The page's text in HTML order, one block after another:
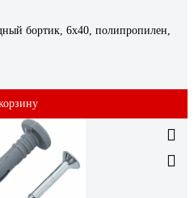
бортик, 6x40, полипропилен,